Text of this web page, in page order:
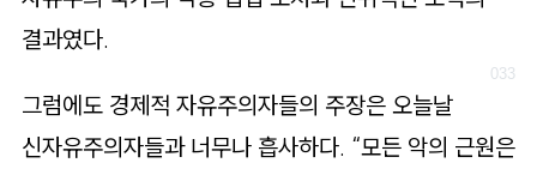
결과였다.
그럼에도 경제적 자유주의자들의 주장은 오늘날
신자유주의자들과 너무나 흡사하다. “모든 악의 근원은